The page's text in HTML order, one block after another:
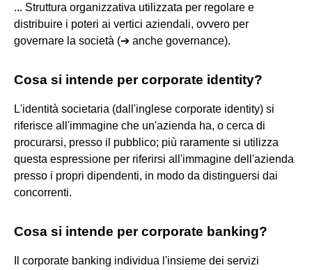
... Struttura organizzativa utilizzata per regolare e
distribuire i poteri ai vertici aziendali, ovvero per
governare la società (➔ anche governance).
Cosa si intende per corporate identity?
L'identità societaria (dall'inglese corporate identity) si
riferisce all'immagine che un'azienda ha, o cerca di
procurarsi, presso il pubblico; più raramente si utilizza
questa espressione per riferirsi all'immagine dell'azienda
presso i propri dipendenti, in modo da distinguersi dai
concorrenti.
Cosa si intende per corporate banking?
Il corporate banking individua l'insieme dei servizi